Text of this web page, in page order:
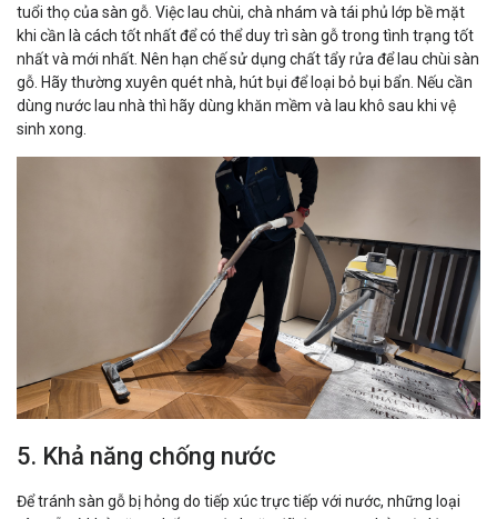
tuổi thọ của sàn gỗ. Việc lau chùi, chà nhám và tái phủ lớp bề mặt
khi cần là cách tốt nhất để có thể duy trì sàn gỗ trong tình trạng tốt
nhất và mới nhất. Nên hạn chế sử dụng chất tẩy rửa để lau chùi sàn
gỗ. Hãy thường xuyên quét nhà, hút bụi để loại bỏ bụi bẩn. Nếu cần
dùng nước lau nhà thì hãy dùng khăn mềm và lau khô sau khi vệ
sinh xong.
5. Khả năng chống nước
Để tránh sàn gỗ bị hỏng do tiếp xúc trực tiếp với nước, những loại